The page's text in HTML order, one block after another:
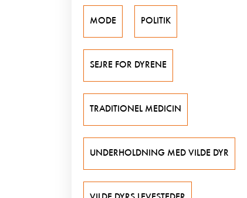
MODE POLITIK
SEJRE FOR DYRENE
TRADITIONEL MEDICIN
UNDERHOLDNING MED VILDE DYR